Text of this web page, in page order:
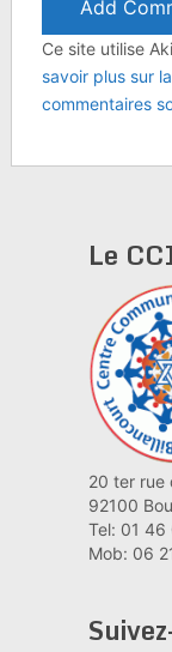
Ce site utilise
savoir plus sur
commentaires
Le
20 ter rue
92100
Tel: 01
Mob: 06